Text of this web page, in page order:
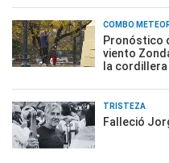
COMBO
Pronóstico
viento
la cordillera
TRISTEZA
Falleció